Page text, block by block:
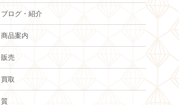
ブログ・紹介
商品案内
販売
買取
質